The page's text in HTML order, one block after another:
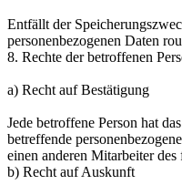
Entfällt der
personenbezogenen Daten
8. Rechte der betroffenen
a) Recht auf Bestätigung
Jede betroffene Person hat
betreffende
einen anderen Mitarbeiter
b) Recht auf Auskunft